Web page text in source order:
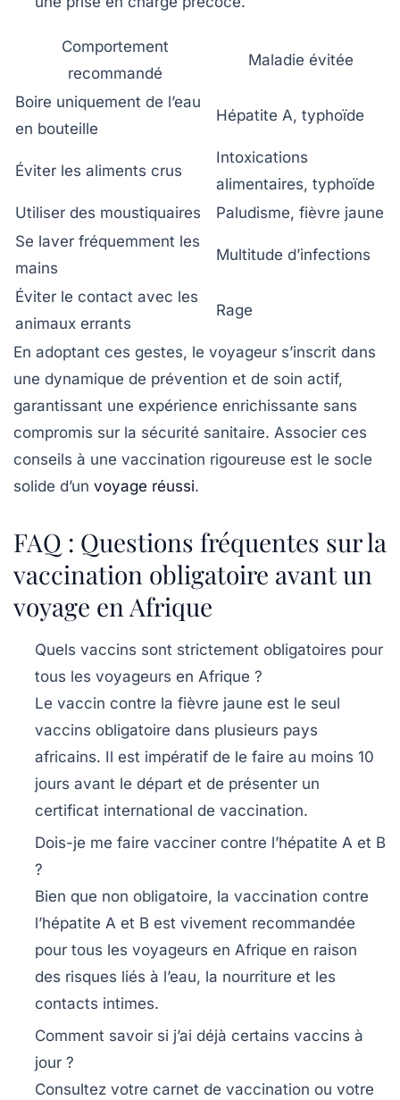
Comportement
recommandé
Maladie évitée
Boire uniquement de l’eau
en bouteille
Hépatite A, typhoïde
Éviter les aliments crus
Intoxications
alimentaires, typhoïde
Utiliser des moustiquaires
Paludisme, fièvre jaune
Se laver fréquemment les
mains
Multitude d’infections
Éviter le contact avec les
animaux errants
Rage
En adoptant ces gestes, le voyageur s’inscrit dans
une dynamique de prévention et de soin actif,
garantissant une expérience enrichissante sans
compromis sur la sécurité sanitaire. Associer ces
conseils à une vaccination rigoureuse est le socle
solide d’un voyage réussi.
FAQ : Questions fréquentes sur la
vaccination obligatoire avant un
voyage en Afrique
Quels vaccins sont strictement obligatoires pour
tous les voyageurs en Afrique ?
Le vaccin contre la fièvre jaune est le seul
vaccins obligatoire dans plusieurs pays
africains. Il est impératif de le faire au moins 10
jours avant le départ et de présenter un
certificat international de vaccination.
Dois-je me faire vacciner contre l’hépatite A et B
?
Bien que non obligatoire, la vaccination contre
l’hépatite A et B est vivement recommandée
pour tous les voyageurs en Afrique en raison
des risques liés à l’eau, la nourriture et les
contacts intimes.
Comment savoir si j’ai déjà certains vaccins à
jour ?
Consultez votre carnet de vaccination ou votre